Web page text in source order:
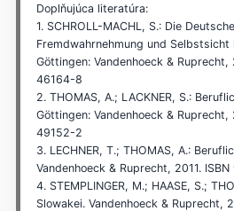
Doplňujúca literatúra:
1. SCHROLL-MACHL, S.: Die
Fremdwahrnehmung und Selbstsicht
Göttingen: Vandenhoeck &
46164-8
2. THOMAS, A.; LACKNER, S.:
Göttingen: Vandenhoeck &
49152-2
3. LECHNER, T.; THOMAS, A.:
Vandenhoeck & Ruprecht, 2011.
4. STEMPLINGER, M.; HAASE, S.;
Slowakei. Vandenhoeck & Ruprecht,